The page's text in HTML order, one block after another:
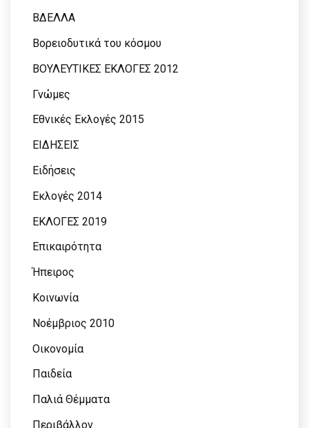
ΒΔΕΛΛΑ
Βορειοδυτικά του κόσμου
ΒΟΥΛΕΥΤΙΚΕΣ ΕΚΛΟΓΕΣ 2012
Γνώμες
Εθνικές Εκλογές 2015
ΕΙΔΗΣΕΙΣ
Ειδήσεις
Εκλογές 2014
ΕΚΛΟΓΕΣ 2019
Επικαιρότητα
Ήπειρος
Κοινωνία
Νοέμβριος 2010
Οικονομία
Παιδεία
Παλιά Θέμματα
Περιβάλλον